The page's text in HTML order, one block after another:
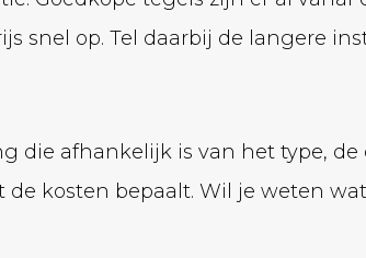
snel op. Tel daarbij de langere
die afhankelijk is van het type,
de kosten bepaalt. Wil je weten